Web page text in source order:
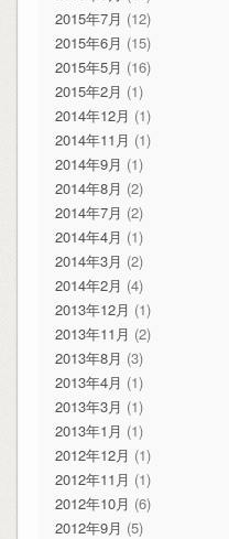
2015年7月 (12)
2015年6月 (15)
2015年5月 (16)
2015年2月 (1)
2014年12月 (1)
2014年11月 (1)
2014年9月 (1)
2014年8月 (2)
2014年7月 (2)
2014年4月 (1)
2014年3月 (2)
2014年2月 (4)
2013年12月 (1)
2013年11月 (2)
2013年8月 (3)
2013年4月 (1)
2013年3月 (1)
2013年1月 (1)
2012年12月 (1)
2012年11月 (1)
2012年10月 (6)
2012年9月 (5)